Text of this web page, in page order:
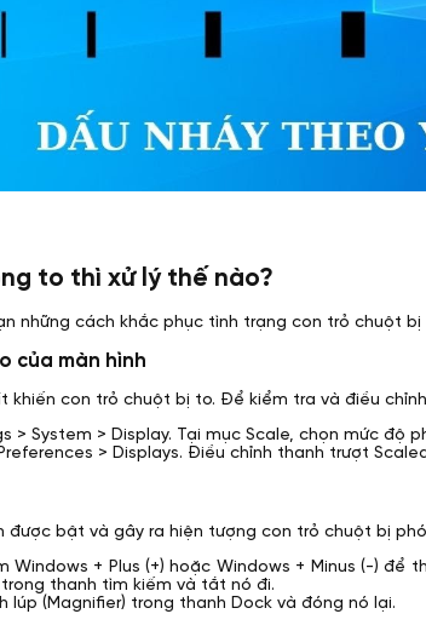
to thì xử lý thế nào?
những cách khắc phục tình trạng con trỏ chuột
của màn hình
khiến con trỏ chuột bị to. Để kiểm tra và điều
> System > Display. Tại mục Scale, chọn mức độ
> Displays. Điều chỉnh thanh trượt
được bật và gây ra hiện tượng con trỏ chuột bị
Windows + Plus (+) hoặc Windows + Minus (-) để
thanh tìm kiếm và tắt nó đi.
lúp (Magnifier) trong thanh Dock và đóng nó lại.